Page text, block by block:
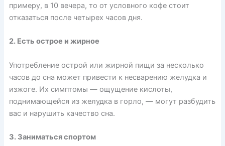
примеру, в 10 вечера, то от условного кофе стоит
отказаться после четырех часов дня.
2. Есть острое и жирное
Употребление острой или жирной пищи за несколько
часов до сна может привести к несварению желудка и
изжоге. Их симптомы — ощущение кислоты,
поднимающейся из желудка в горло, — могут разбудить
вас и нарушить качество сна.
3. Заниматься спортом